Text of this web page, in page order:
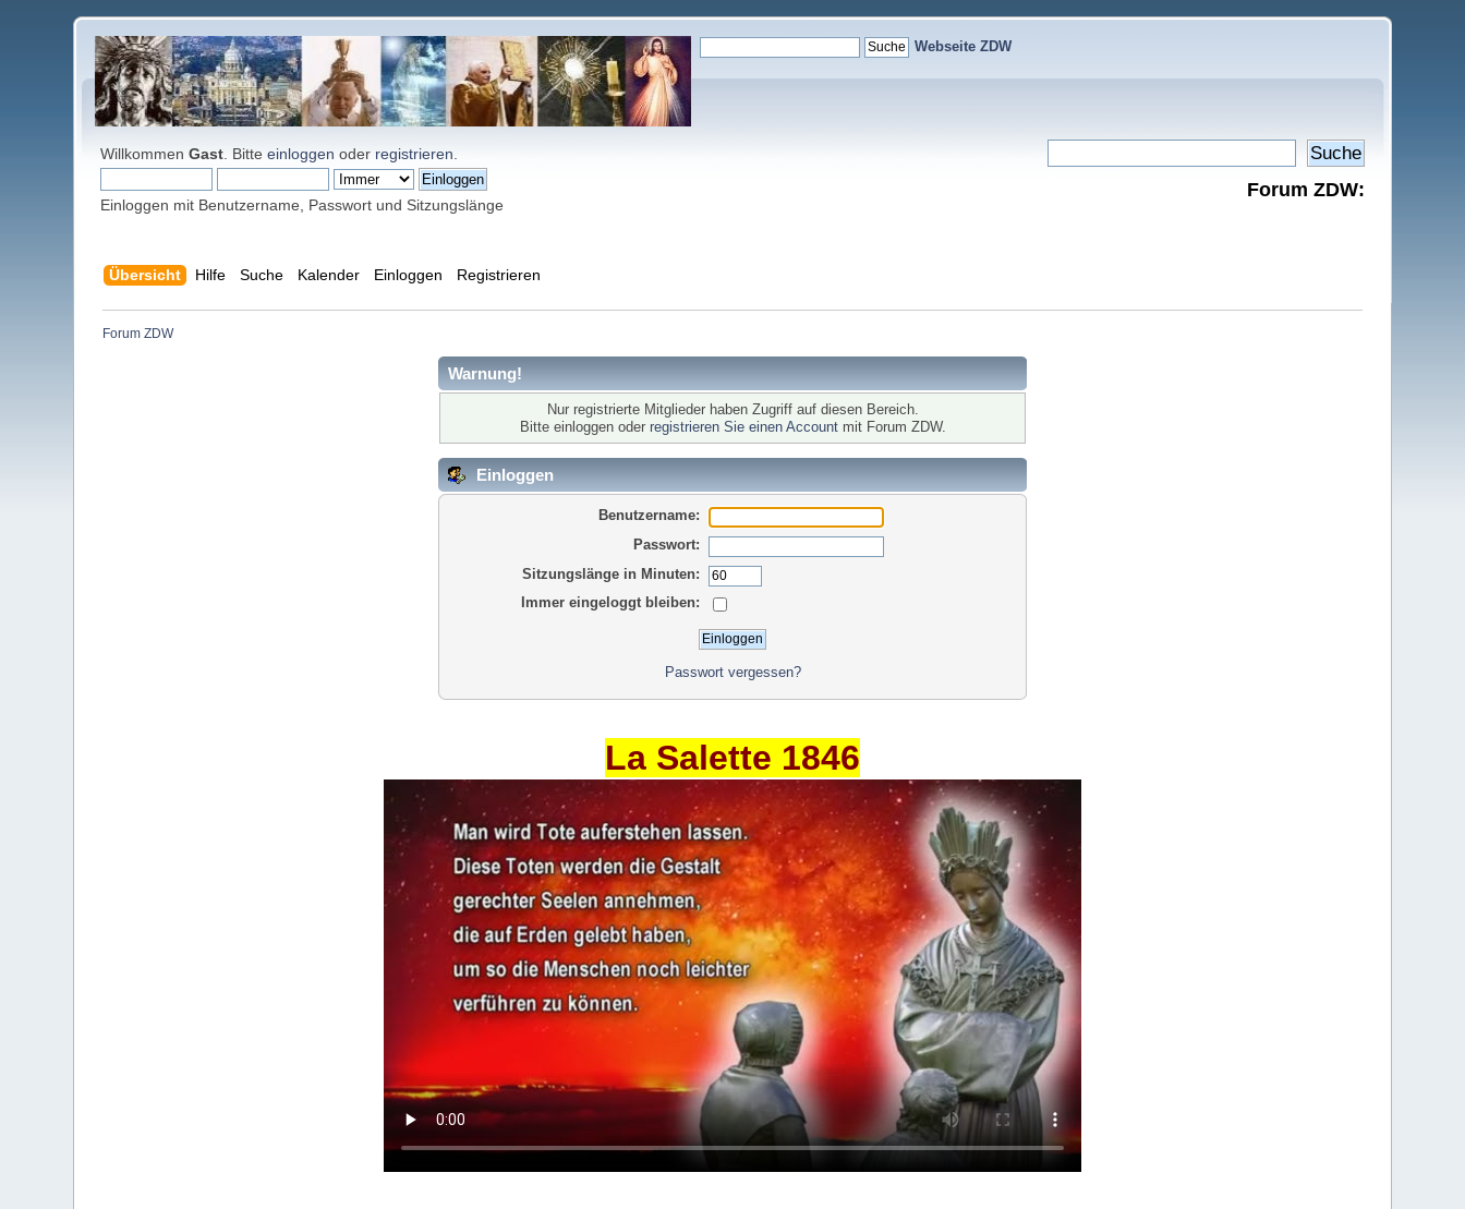
Webseite ZDW
WillkommenGast . Bitteeinloggen oder registrieren
Einloggen mit Benutzername, Passwort und Sitzungslänge
Forum ZDW:
Übersicht Hilfe Suche Kalender Einloggen Registrieren
Forum ZDW
Warnung!
Nur registrierte Mitglieder haben Zugriff auf diesen Bereich.
Bitte einloggen oder registrieren Sie einen Accountmit Forum ZDW.
Einloggen
Benutzername:
Passwort:
Sitzungslänge in Minuten:
Immer eingeloggt bleiben:
Passwort vergessen?
La Salette 1846